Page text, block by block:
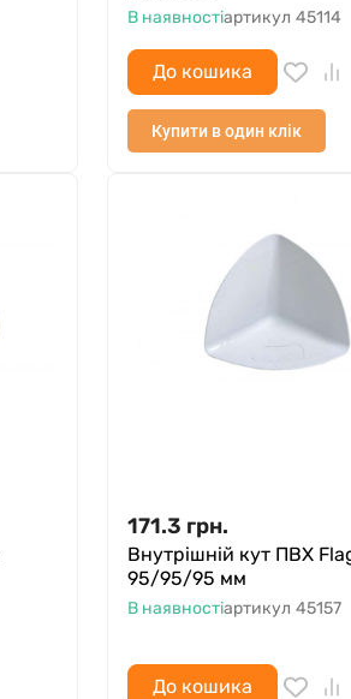
В наявностіартикул 45114
До кошика
Купити в один клік
171.3 грн.
Внутрішній кут ПВХ
95/95/95 мм
В наявностіартикул 45157
До кошика